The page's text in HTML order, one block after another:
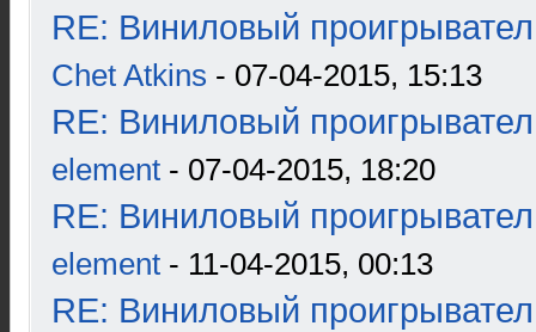
RE: Виниловый
Chet Atkins - 07-04-2015, 15:13
RE: Виниловый
element - 07-04-2015, 18:20
RE: Виниловый
element - 11-04-2015, 00:13
RE: Виниловый